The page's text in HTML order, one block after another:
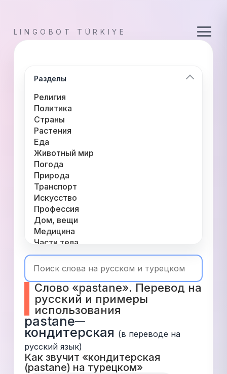
LINGOBOT TÜRKIYE
Разделы
Религия
Политика
Страны
Растения
Еда
Животный мир
Погода
Природа
Транспорт
Искусство
Профессия
Дом, вещи
Медицина
Части тела
Одежда
Время
Числа
Глаголы
Служебные
Существительные
Прилагательные
Слово «pastane». Перевод на
русский и примеры
использования
pastane—
кондитерская (в переводе на
русский язык)
Как звучит «кондитерская
(pastane) на турецком»